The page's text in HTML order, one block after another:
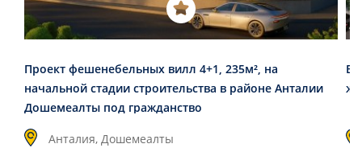
Проект фешенебельных вилл 4+1, 235м², на
начальной стадии строительства в районе Анталии
Дошемеалты под гражданство
Анталия, Дошемеалты